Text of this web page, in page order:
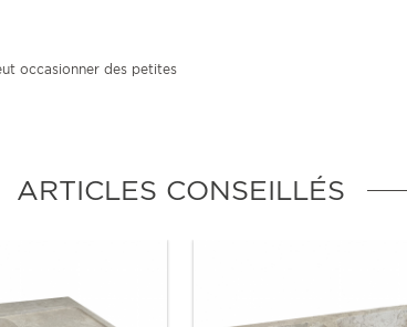
occasionner des petites
ARTICLES CONSEILLÉS